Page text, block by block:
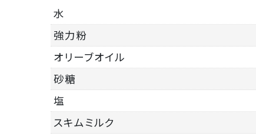
水
強力粉
オリーブオイル
砂糖
塩
スキムミルク